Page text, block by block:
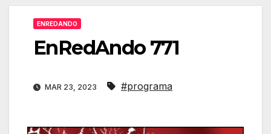
ENREDANDO
EnRedAndo 771
MAR 23, 2023 #programa